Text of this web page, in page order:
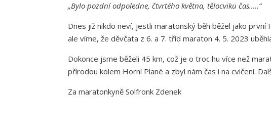
„Bylo pozdní odpoledne, čtvrtého května, tělocviku čas…..“
Dnes již nikdo neví, jestli maratonský běh běžel jako
ale víme, že děvčata z 6. a 7. tříd maraton 4. 5. 2023
Dokonce jsme běželi 45 km, což je o troc hu více než
přírodou kolem Horní Plané a zbyl nám čas i na cvičení.
Za maratonkyně Solfronk Zdenek